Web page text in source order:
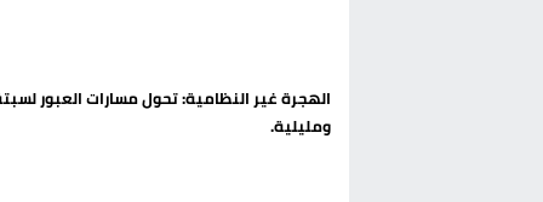
الهجرة غير النظامية: تحول مسارات العبور
ومليلية.